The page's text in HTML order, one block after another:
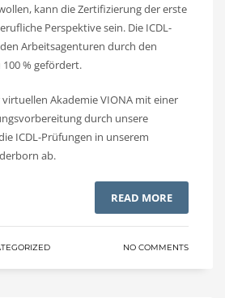
kann die Zertifizierung der erste
Perspektive sein. Die ICDL-
Arbeitsagenturen durch den
% gefördert.
Akademie VIONA mit einer
durch unsere
ICDL-Prüfungen in unserem
ab.
READ MORE
NO COMMENTS